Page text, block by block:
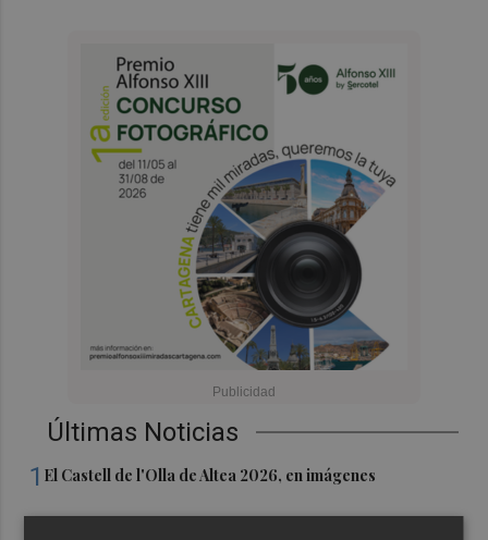
Últimas Noticias
1 El Castell de l'Olla de Altea 2026, en imágenes